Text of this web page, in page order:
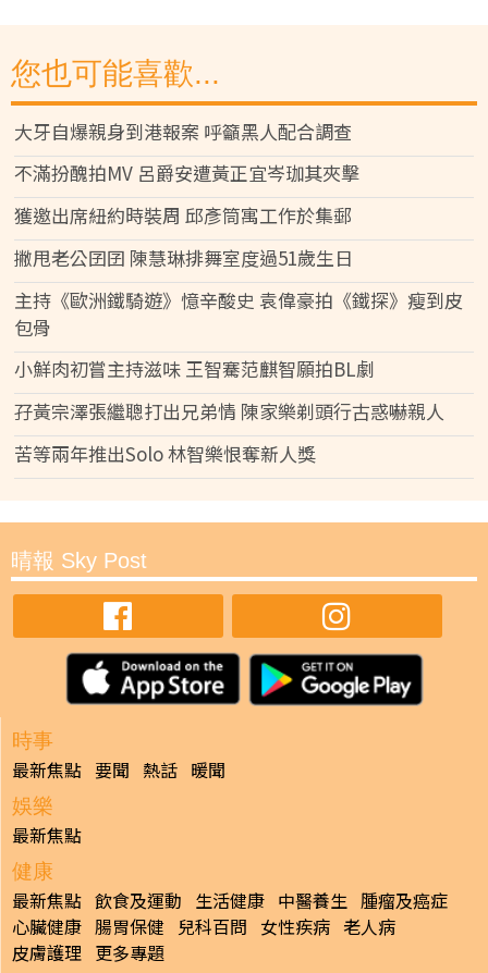
您也可能喜歡...
大牙自爆親身到港報案 呼籲黑人配合調查
不滿扮醜拍MV 呂爵安遭黃正宜岑珈其夾擊
獲邀出席紐約時裝周 邱彥筒寓工作於集郵
撇甩老公囝囝 陳慧琳排舞室度過51歲生日
主持《歐洲鐵騎遊》憶辛酸史 袁偉豪拍《鐵探》瘦到皮
包骨
小鮮肉初嘗主持滋味 王智騫范麒智願拍BL劇
孖黃宗澤張繼聰打出兄弟情 陳家樂剃頭行古惑嚇親人
苦等兩年推出Solo 林智樂恨奪新人獎
晴報 Sky Post
時事
最新焦點 要聞 熱話 暖聞
娛樂
最新焦點
健康
最新焦點 飲食及運動 生活健康 中醫養生 腫瘤及癌症
心臟健康 腸胃保健 兒科百問 女性疾病 老人病
皮膚護理 更多專題